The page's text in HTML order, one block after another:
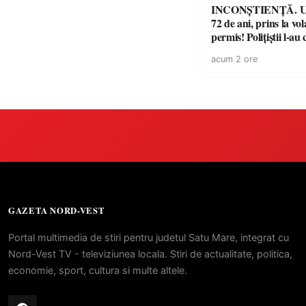
INCONȘTIENȚĂ.
72 de ani, prins la
permis! Polițiștii l-au
acum 2 ore
GAZETA NORD-VEST
Portal multimedia de stiri pentru judetul Satu Mare, integrat cu
Nord-Vest TV - televiziunea locala. Stiri de actualitate, politica,
economie, sport, cultura si multe altele.